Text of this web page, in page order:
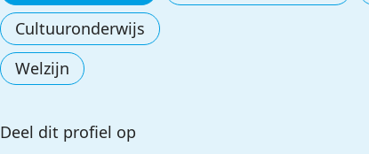
Cultuuronderwijs
Welzijn
Deel dit profiel op